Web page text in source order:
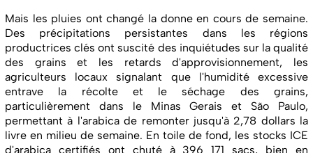
Mais les pluies ont changé la donne en cours de semaine.
Des précipitations persistantes dans les régions
productrices clés ont suscité des inquiétudes sur la qualité
des grains et les retards d'approvisionnement, les
agriculteurs locaux signalant que l'humidité excessive
entrave la récolte et le séchage des grains,
particulièrement dans le Minas Gerais et São Paulo,
permettant à l'arabica de remonter jusqu'à 2,78 dollars la
livre en milieu de semaine. En toile de fond, les stocks ICE
d'arabica certifiés ont chuté à 396 171 sacs, bien en